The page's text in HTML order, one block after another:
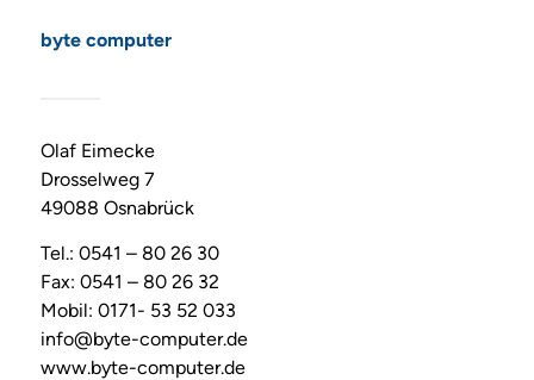
byte computer
Olaf Eimecke
Drosselweg 7
49088 Osnabrück
Tel.: 0541 – 80 26 30
Fax: 0541 – 80 26 32
Mobil: 0171- 53 52 033
info@byte-computer.de
www.byte-computer.de